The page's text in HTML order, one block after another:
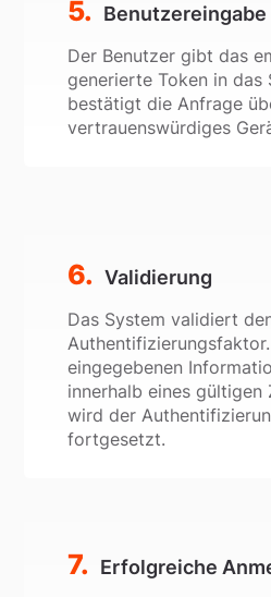
Benutzereingabe
Der Benutzer gibt das
generierte Token in das
bestätigt die Anfrage
vertrauenswürdiges
Validierung
Das System validiert
eingegebenen
innerhalb eines gültigen
wird der
fortgesetzt.
Erfolgreiche